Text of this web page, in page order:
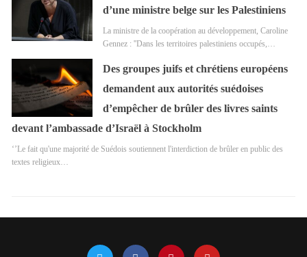
d’une ministre belge sur les Palestiniens
La ministre de la coopération au développement, Caroline
Gennez : ''Dans les territoires palestiniens occupés,…
Des groupes juifs et chrétiens européens
demandent aux autorités suédoises
d’empêcher de brûler des livres saints
devant l’ambassade d’Israël à Stockholm
‘’Le fait qu'une majorité de Suédois soutiennent l'interdiction de brûler en public des
textes religieux…